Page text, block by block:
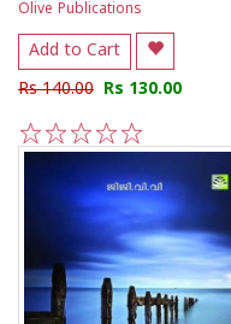
Olive Publications
Add to Cart
Rs 140.00 Rs 130.00
5
4
3
2
1